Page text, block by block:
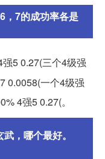
，7的成功率各是
5 0.27(三个4级强
0.0058(一个4级强
4强5 0.27(。
武，哪个最好。